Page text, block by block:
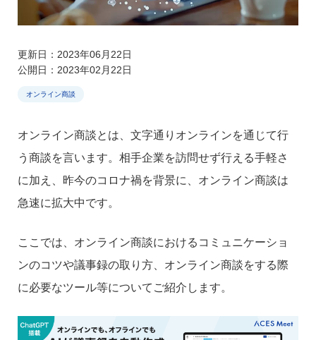
更新日：2023年06月22日
公開日：2023年02月22日
オンライン商談
オンライン商談とは、文字通りオンラインを通じて行
う商談を言います。相手企業を訪問せず行える手軽さ
に加え、昨今のコロナ禍を背景に、オンライン商談は
急速に拡大中です。
ここでは、オンライン商談におけるコミュニケーショ
ンのコツや議事録の取り方、オンライン商談をする際
に必要なツール等についてご紹介します。